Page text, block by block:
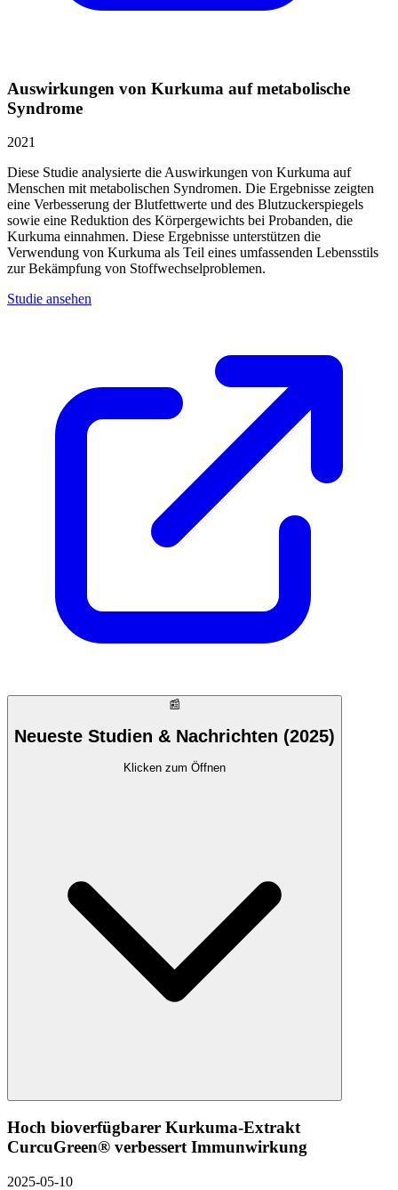
Auswirkungen von Kurkuma auf metabolische
Syndrome
2021
Diese Studie analysierte die Auswirkungen von Kurkuma auf
Menschen mit metabolischen Syndromen. Die Ergebnisse zeigten
eine Verbesserung der Blutfettwerte und des Blutzuckerspiegels
sowie eine Reduktion des Körpergewichts bei Probanden, die
Kurkuma einnahmen. Diese Ergebnisse unterstützen die
Verwendung von Kurkuma als Teil eines umfassenden Lebensstils
zur Bekämpfung von Stoffwechselproblemen.
Studie ansehen
📰
Neueste Studien & Nachrichten (2025)
Klicken zum Öffnen
Hoch bioverfügbarer Kurkuma-Extrakt
CurcuGreen® verbessert Immunwirkung
2025-05-10